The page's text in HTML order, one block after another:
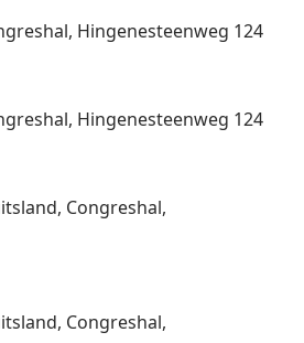
Hingenesteenweg 124
Hingenesteenweg 124
Congreshal,
Congreshal,